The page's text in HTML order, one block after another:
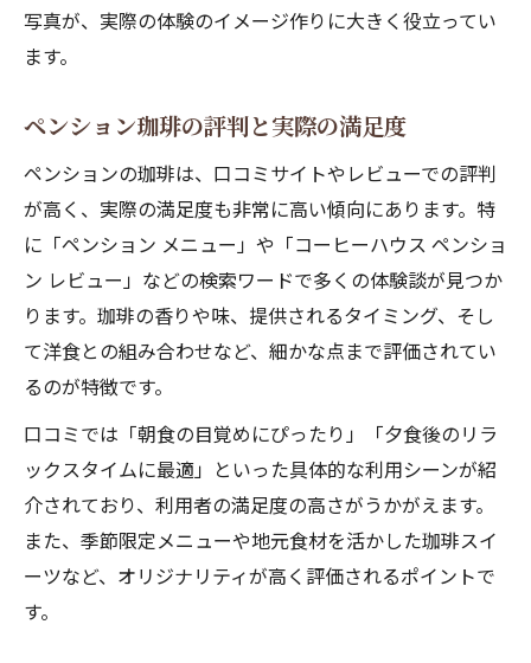
写真が、実際の体験のイメージ作りに大きく役立ってい
ます。
ペンション珈琲の評判と実際の満足度
ペンションの珈琲は、口コミサイトやレビューでの評判
が高く、実際の満足度も非常に高い傾向にあります。特
に「ペンション メニュー」や「コーヒーハウス ペンショ
ン レビュー」などの検索ワードで多くの体験談が見つか
ります。珈琲の香りや味、提供されるタイミング、そし
て洋食との組み合わせなど、細かな点まで評価されてい
るのが特徴です。
口コミでは「朝食の目覚めにぴったり」「夕食後のリラ
ックスタイムに最適」といった具体的な利用シーンが紹
介されており、利用者の満足度の高さがうかがえます。
また、季節限定メニューや地元食材を活かした珈琲スイ
ーツなど、オリジナリティが高く評価されるポイントで
す。